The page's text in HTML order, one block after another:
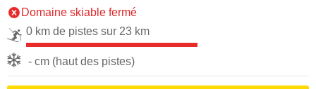
Domaine skiable fermé
0 km de pistes sur 23 km
- cm (haut des pistes)